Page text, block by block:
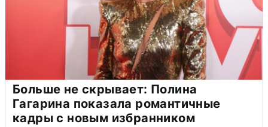
Больше не скрывает: Полина
Гагарина показала романтичные
кадры с новым избранником